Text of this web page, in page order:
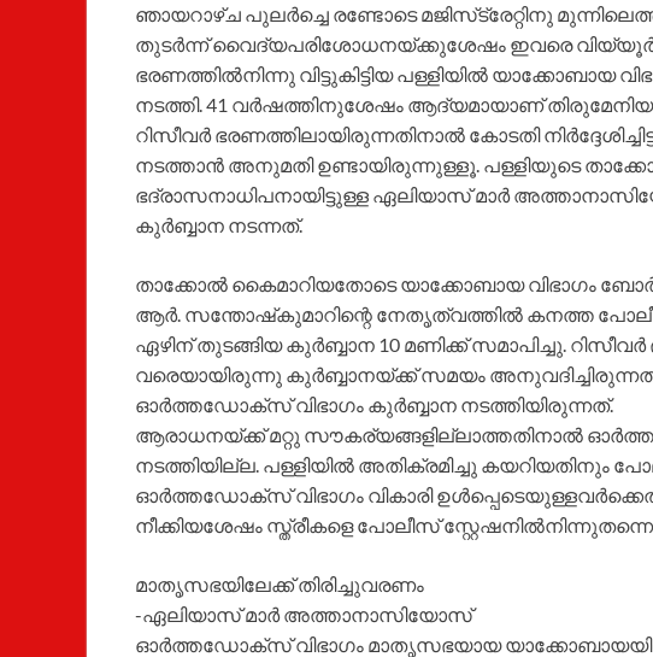
ഞായറാഴ്ച പുലര്‍ച്ചെ രണ്ടോടെ മജിസ്‌ട്രേറ്റിനു
തുടര്‍ന്ന് വൈദ്യപരിശോധനയ്ക്കുശേഷം ഇവരെ വിയ്യൂര്‍
ഭരണത്തില്‍നിന്നു വിട്ടുകിട്ടിയ പള്ളിയില്‍ യാക്കോബായ
നടത്തി. 41 വര്‍ഷത്തിനുശേഷം ആദ്യമായാണ്
റിസീവര്‍ ഭരണത്തിലായിരുന്നതിനാല്‍ കോടതി
നടത്താന്‍ അനുമതി ഉണ്ടായിരുന്നുള്ളൂ. പള്ളിയുടെ
ഭദ്രാസനാധിപനായിട്ടുള്ള ഏലിയാസ് മാര്‍
കുര്‍ബ്ബാന നടന്നത്.
താക്കോല്‍ കൈമാറിയതോടെ യാക്കോബായ വിഭാഗം
ആര്‍. സന്തോഷ്‌കുമാറിന്റെ നേതൃത്വത്തില്‍ കനത്ത
ഏഴിന് തുടങ്ങിയ കുര്‍ബ്ബാന 10 മണിക്ക് സമാപിച്ചു.
വരെയായിരുന്നു കുര്‍ബ്ബാനയ്ക്ക് സമയം
ഓര്‍ത്തഡോക്‌സ് വിഭാഗം കുര്‍ബ്ബാന നടത്തിയിരുന്നത്.
ആരാധനയ്ക്ക് മറ്റു സൗകര്യങ്ങളില്ലാത്തതിനാല്‍
നടത്തിയില്ല. പള്ളിയില്‍ അതിക്രമിച്ചു കയറിയതിനും
ഓര്‍ത്തഡോക്‌സ് വിഭാഗം വികാരി
നീക്കിയശേഷം സ്ത്രീകളെ പോലീസ് സ്റ്റേഷനില്‍നിന്നുതന്നെ
മാതൃസഭയിലേക്ക് തിരിച്ചുവരണം
-ഏലിയാസ് മാര്‍ അത്താനാസിയോസ്
ഓര്‍ത്തഡോക്‌സ് വിഭാഗം മാതൃസഭയായ